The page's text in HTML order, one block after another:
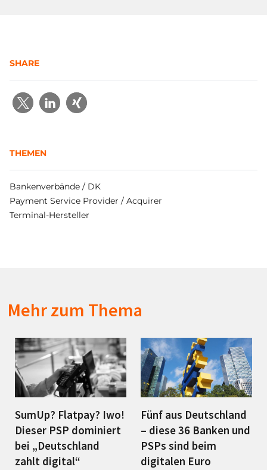
SHARE
THEMEN
Bankenverbände / DK
Payment Service Provider / Acquirer
Terminal-Hersteller
Mehr zum Thema
SumUp? Flatpay? Iwo!
Dieser PSP dominiert
bei „Deutschland
zahlt digital“
Fünf aus Deutschland
– diese 36 Banken und
PSPs sind beim
digitalen Euro